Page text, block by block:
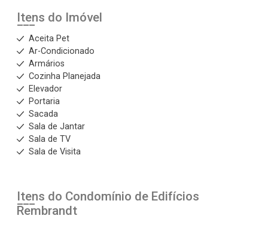
Itens do Imóvel
Aceita Pet
Ar-Condicionado
Armários
Cozinha Planejada
Elevador
Portaria
Sacada
Sala de Jantar
Sala de TV
Sala de Visita
Itens do Condomínio de Edifícios
Rembrandt